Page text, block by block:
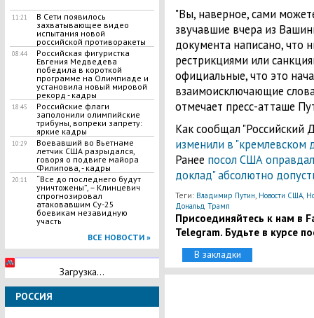
11:21
В Сети появилось
захватывающее видео
испытания новой
российской противоракеты
08:44
Российская фигуристка
Евгения Медведева
победила в короткой
программе на Олимпиаде и
установила новый мировой
рекорд - кадры
18:45
Российские флаги
заполонили олимпийские
трибуны, вопреки запрету:
яркие кадры
10:29
Воевавший во Вьетнаме
летчик США разрыдался,
говоря о подвиге майора
Филипова, - кадры
20:11
“Все до последнего будут
уничтожены”, – Клинцевич
спрогнозировал
атаковавшим Су-25
боевикам незавидную
участь
ВСЕ НОВОСТИ »
Загрузка...
РОССИЯ
"Вы, наверное, сами
звучавшие вчера из
документа написано, что
рестрикциями или
официальные, что это
взаимоисключающие
отмечает пресс-атташе
Как сообщал "Российский
изменили в "кремлевском
Ранее посол США
доклад" абсолютно
Теги: Владимир Путин, Новости США,
Дональд Трамп
Присоединяйтесь к нам в
Telegram. Будьте в курсе
В закладки